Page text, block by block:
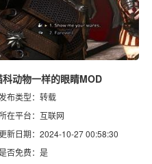
动物一样的眼睛MOD
发布类型：转载
在平台：互联网
新日期：2024-10-27 00:58:30
否免费：是